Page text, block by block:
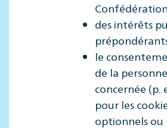
des intérêts
le
de la personne
concernée (p.
pour les
optionnels ou